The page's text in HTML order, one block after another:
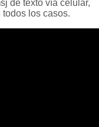
de texto vía celular,
los casos.